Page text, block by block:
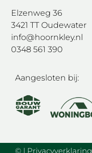
Elzenweg 36
3421 TT Oudewater
info@hoornkley.nl
0348 561 390
Aangesloten bij:
© | Privacyverklaring